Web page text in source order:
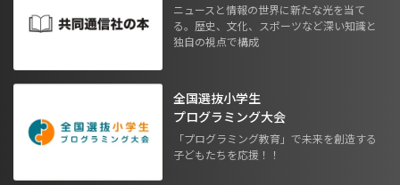
ニュースと情報の世界に新たな光を当て
る。歴史、文化、スポーツなど深い知識と
独自の視点で構成
全国選抜小学生
プログラミング大会
「プログラミング教育」で未来を創造する
子どもたちを応援！！